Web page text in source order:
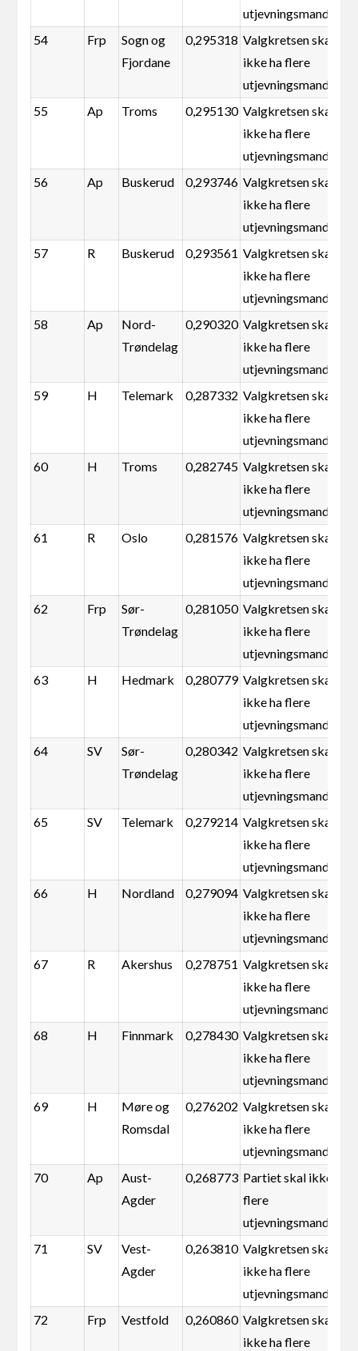
utjevningsmandater
54
Frp
Sogn og
Fjordane
0,295318 Valgkretsen skal
ikke ha flere
utjevningsmandater
55
Ap Troms 0,295130 Valgkretsen skal
ikke ha flere
utjevningsmandater
56
Ap Buskerud 0,293746 Valgkretsen skal
ikke ha flere
utjevningsmandater
57
R Buskerud 0,293561 Valgkretsen skal
ikke ha flere
utjevningsmandater
58
Ap
Nord-
Trøndelag
0,290320 Valgkretsen skal
ikke ha flere
utjevningsmandater
59
H Telemark 0,287332 Valgkretsen skal
ikke ha flere
utjevningsmandater
60
H Troms 0,282745 Valgkretsen skal
ikke ha flere
utjevningsmandater
61
R Oslo 0,281576 Valgkretsen skal
ikke ha flere
utjevningsmandater
62
Frp
Sør-
Trøndelag
0,281050 Valgkretsen skal
ikke ha flere
utjevningsmandater
63
H Hedmark 0,280779 Valgkretsen skal
ikke ha flere
utjevningsmandater
64
SV
Sør-
Trøndelag
0,280342 Valgkretsen skal
ikke ha flere
utjevningsmandater
65
SV Telemark 0,279214 Valgkretsen skal
ikke ha flere
utjevningsmandater
66
H Nordland 0,279094 Valgkretsen skal
ikke ha flere
utjevningsmandater
67
R Akershus 0,278751 Valgkretsen skal
ikke ha flere
utjevningsmandater
68
H Finnmark 0,278430 Valgkretsen skal
ikke ha flere
utjevningsmandater
69
H
Møre og
Romsdal
0,276202 Valgkretsen skal
ikke ha flere
utjevningsmandater
70
Ap
Aust-
Agder
0,268773 Partiet skal ikke ha
flere
utjevningsmandater
71
SV
Vest-
Agder
0,263810 Valgkretsen skal
ikke ha flere
utjevningsmandater
72
Frp Vestfold 0,260860 Valgkretsen skal
ikke ha flere